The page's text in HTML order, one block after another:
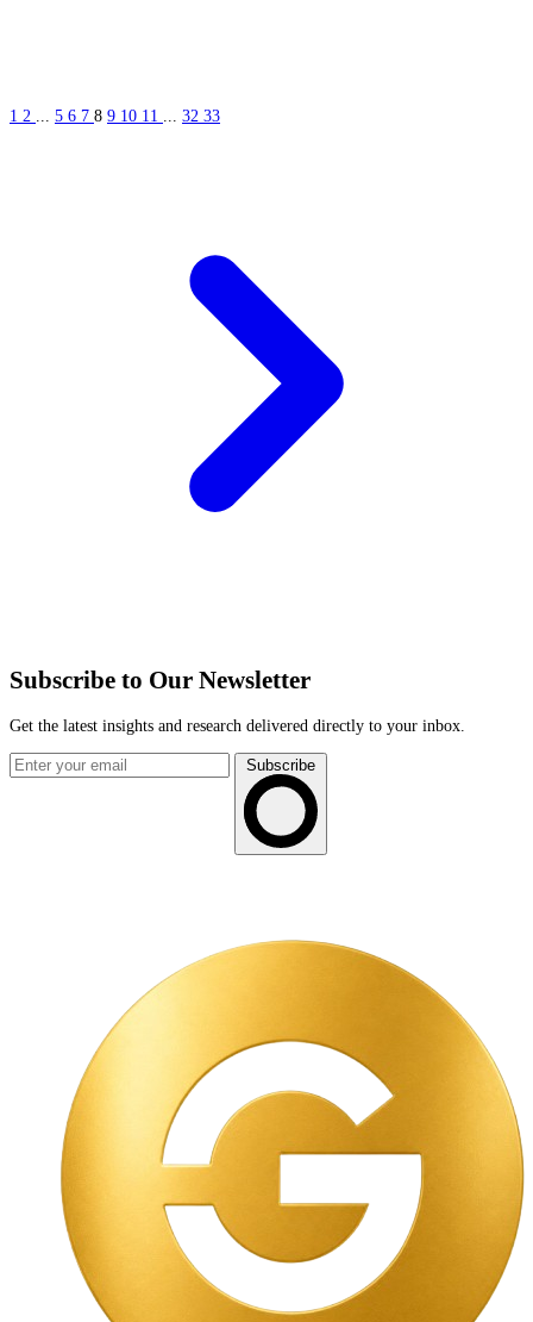
1 2 5 6 7 8 9 10 11 32 33
Subscribe to Our Newsletter
Get the latest insights and research delivered directly to your inbox.
Subscribe